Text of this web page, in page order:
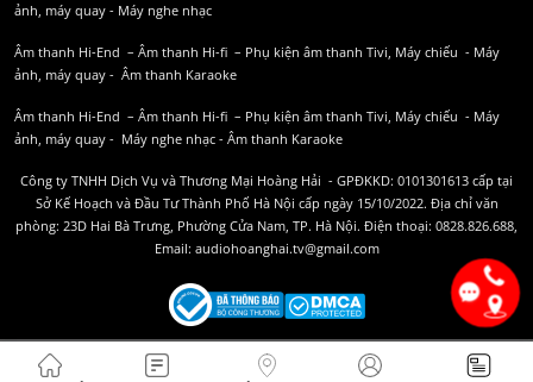
ảnh, máy quay - Máy nghe nhạc
Âm thanh Hi-End – Âm thanh Hi-fi – Phụ kiện âm thanh Tivi, Máy chiếu - Máy
ảnh, máy quay - Âm thanh Karaoke
Âm thanh Hi-End – Âm thanh Hi-fi – Phụ kiện âm thanh Tivi, Máy chiếu - Máy
ảnh, máy quay - Máy nghe nhạc - Âm thanh Karaoke
Công ty TNHH Dịch Vụ và Thương Mại Hoàng Hải - GPĐKKD: 0101301613 cấp tại
Sở Kế Hoạch và Đầu Tư Thành Phố Hà Nội cấp ngày 15/10/2022. Địa chỉ văn
phòng: 23D Hai Bà Trưng, Phường Cửa Nam, TP. Hà Nội. Điện thoại: 0828.826.688,
Email: audiohoanghai.tv@gmail.com